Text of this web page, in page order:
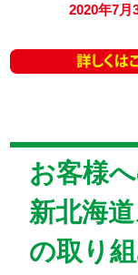
2020年7月
お客様
新北海
の取り